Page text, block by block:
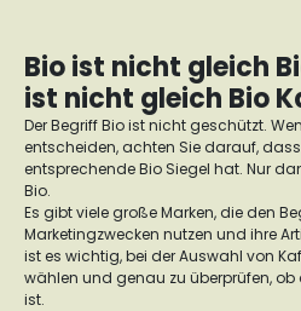
Bio ist nicht gleich
ist nicht gleich Bio
Der Begriff Bio ist nicht geschützt.
entscheiden, achten Sie darauf,
entsprechende Bio Siegel hat. Nur
Bio.
Es gibt viele große Marken, die den
Marketingzwecken nutzen und ihre
ist es wichtig, bei der Auswahl von
wählen und genau zu überprüfen, ob
ist.